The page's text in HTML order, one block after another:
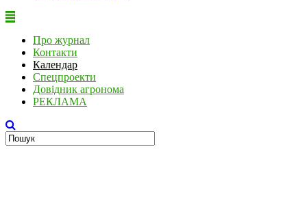
Про журнал
Контакти
Календар
Спецпроекти
Довідник агронома
РЕКЛАМА